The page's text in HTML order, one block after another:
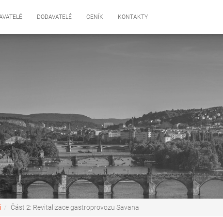
DODAVATELÉ CENÍK KONTAKTY
Část 2: Revitalizace gastroprovozu Savana